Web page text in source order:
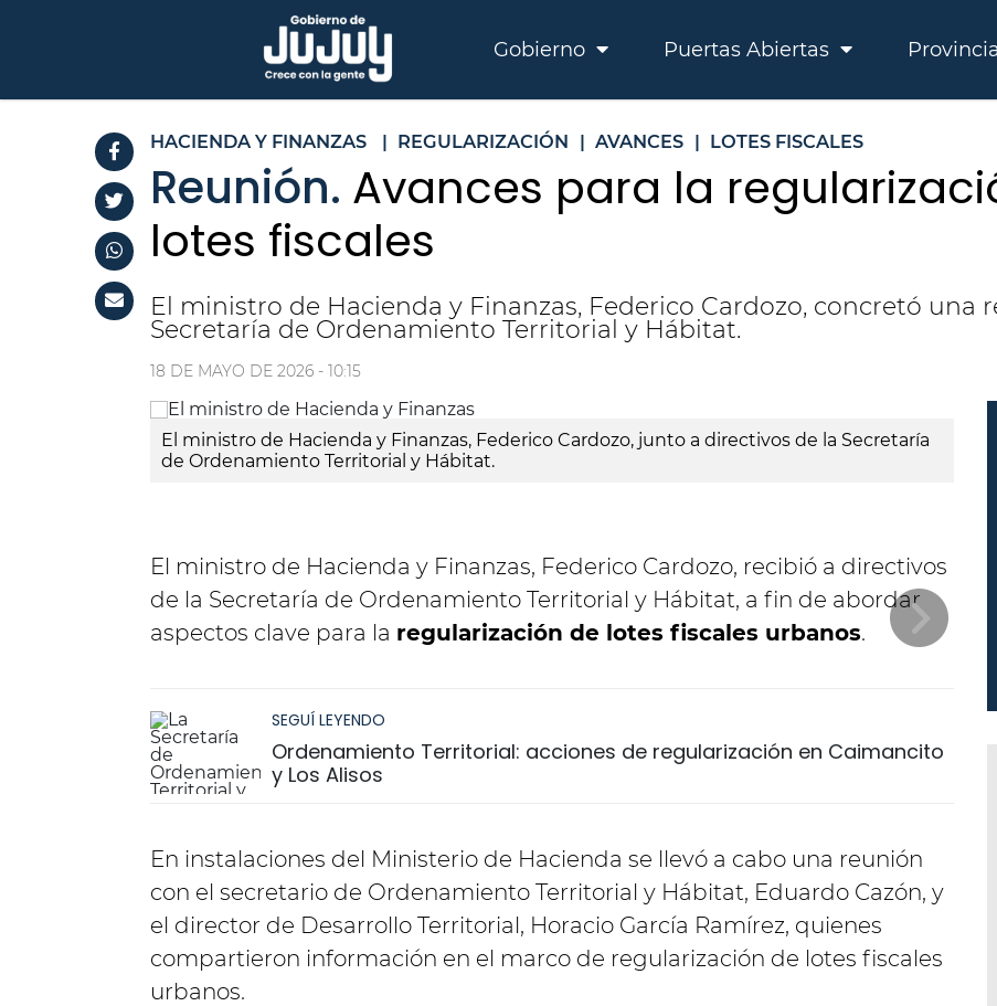
Gobierno Puertas Abiertas Provincia
HACIENDA Y FINANZAS | REGULARIZACIÓN | AVANCES | LOTES FISCALES
Reunión. Avances para la
lotes fiscales
El ministro de Hacienda y Finanzas, Federico Cardozo, concretó una
Secretaría de Ordenamiento Territorial y Hábitat.
18 DE MAYO DE 2026 - 10:15
El ministro de Hacienda y Finanzas, Federico Cardozo, junto a directivos de la Secretaría
de Ordenamiento Territorial y Hábitat.
El ministro de Hacienda y Finanzas, Federico Cardozo, recibió a directivos
de la Secretaría de Ordenamiento Territorial y Hábitat, a fin de abordar
aspectos clave para la regularización de lotes fiscales urbanos.
SEGUÍ LEYENDO
Ordenamiento Territorial: acciones de regularización en Caimancito
y Los Alisos
En instalaciones del Ministerio de Hacienda se llevó a cabo una reunión
con el secretario de Ordenamiento Territorial y Hábitat, Eduardo Cazón, y
el director de Desarrollo Territorial, Horacio García Ramírez, quienes
compartieron información en el marco de regularización de lotes fiscales
urbanos.